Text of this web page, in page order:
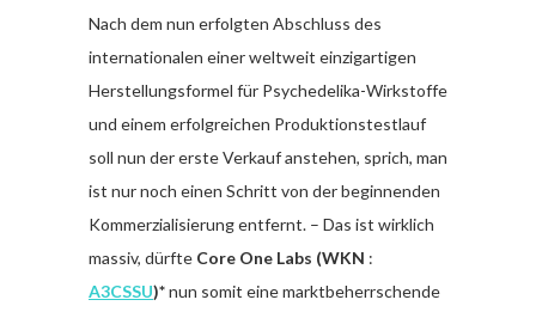
Nach dem nun erfolgten Abschluss des
internationalen einer weltweit einzigartigen
Herstellungsformel für Psychedelika-Wirkstoffe
und einem erfolgreichen Produktionstestlauf
soll nun der erste Verkauf anstehen, sprich, man
ist nur noch einen Schritt von der beginnenden
Kommerzialisierung entfernt. – Das ist wirklich
massiv, dürfte Core One Labs (WKN :
A3CSSU)*nun somit eine marktbeherrschende